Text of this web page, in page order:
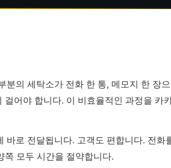
의 세탁소가 전화 한 통, 메모지 한 장
어야 합니다. 이 비효율적인 과정을 카
로 전달됩니다. 고객도 편합니다. 전화
쪽 모두 시간을 절약합니다.